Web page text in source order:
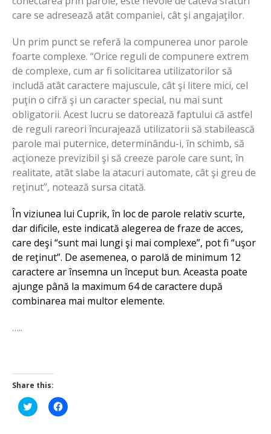
care se adresează atât companiei, cât şi angajaţilor.
Un prim punct se referă la compunerea unor parole
foarte complexe. “Orice reguli de compunere extrem
de complexe, cum ar fi solicitarea utilizatorilor să
includă atât caractere majuscule, cât şi litere mici, cel
puţin o cifră şi un caracter special, nu mai sunt
obligatorii. Acest lucru se datorează faptului că astfel
de reguli rareori încurajează utilizatorii să stabilească
parole mai puternice, determinându-i, în schimb, să
acţioneze previzibil şi să creeze parole care sunt, în
realitate, atât slabe la atacuri automate, cât şi greu de
reţinut”, notează sursa citată.
În viziunea lui Cuprik, în loc de parole relativ scurte,
dar dificile, este indicată alegerea de fraze de acces,
care deşi “sunt mai lungi şi mai complexe”, pot fi “uşor
de reţinut”. De asemenea, o parolă de minimum 12
caractere ar însemna un început bun. Aceasta poate
ajunge până la maximum 64 de caractere după
combinarea mai multor elemente.
…..
Share this:
Click
to
Click
to